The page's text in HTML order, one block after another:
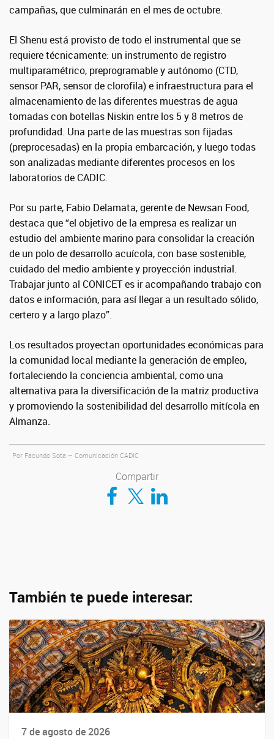
campañas, que culminarán en el mes de octubre.
El Shenu está provisto de todo el instrumental que se
requiere técnicamente: un instrumento de registro
multiparamétrico, preprogramable y autónomo (CTD,
sensor PAR, sensor de clorofila) e infraestructura para el
almacenamiento de las diferentes muestras de agua
tomadas con botellas Niskin entre los 5 y 8 metros de
profundidad. Una parte de las muestras son fijadas
(preprocesadas) en la propia embarcación, y luego todas
son analizadas mediante diferentes procesos en los
laboratorios de CADIC.
Por su parte, Fabio Delamata, gerente de Newsan Food,
destaca que “el objetivo de la empresa es realizar un
estudio del ambiente marino para consolidar la creación
de un polo de desarrollo acuícola, con base sostenible,
cuidado del medio ambiente y proyección industrial.
Trabajar junto al CONICET es ir acompañando trabajo con
datos e información, para así llegar a un resultado sólido,
certero y a largo plazo”.
Los resultados proyectan oportunidades económicas para
la comunidad local mediante la generación de empleo,
fortaleciendo la conciencia ambiental, como una
alternativa para la diversificación de la matriz productiva
y promoviendo la sostenibilidad del desarrollo mitícola en
Almanza.
Por Facundo Sota – Comunicación CADIC
Compartir
Compartir en Facebook
Compartir en TwitterCompartir en LinkedIn
También te puede interesar:
7 de agosto de 2026